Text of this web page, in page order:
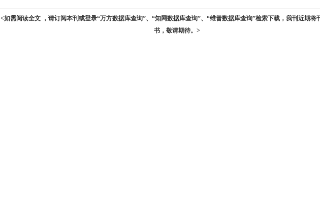
<如需阅读全文 ，请订阅本刊或登录“万方数据库查询”、“知网数据库查询”、“维普数据库查询”检索下载，我刊近期将
书，敬请期待。>